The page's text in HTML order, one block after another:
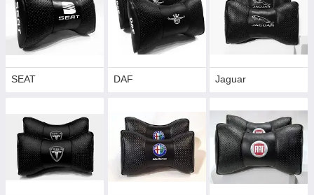
SEAT DAF Jaguar